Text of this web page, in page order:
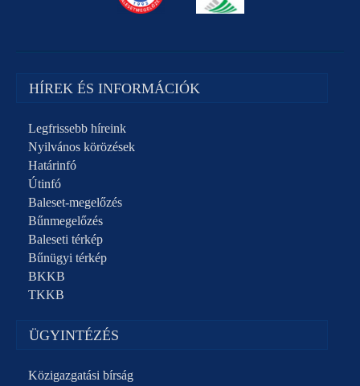
HÍREK ÉS INFORMÁCIÓK
Legfrissebb híreink
Nyilvános körözések
Határinfó
Útinfó
Baleset-megelőzés
Bűnmegelőzés
Baleseti térkép
Bűnügyi térkép
BKKB
TKKB
ÜGYINTÉZÉS
Közigazgatási bírság